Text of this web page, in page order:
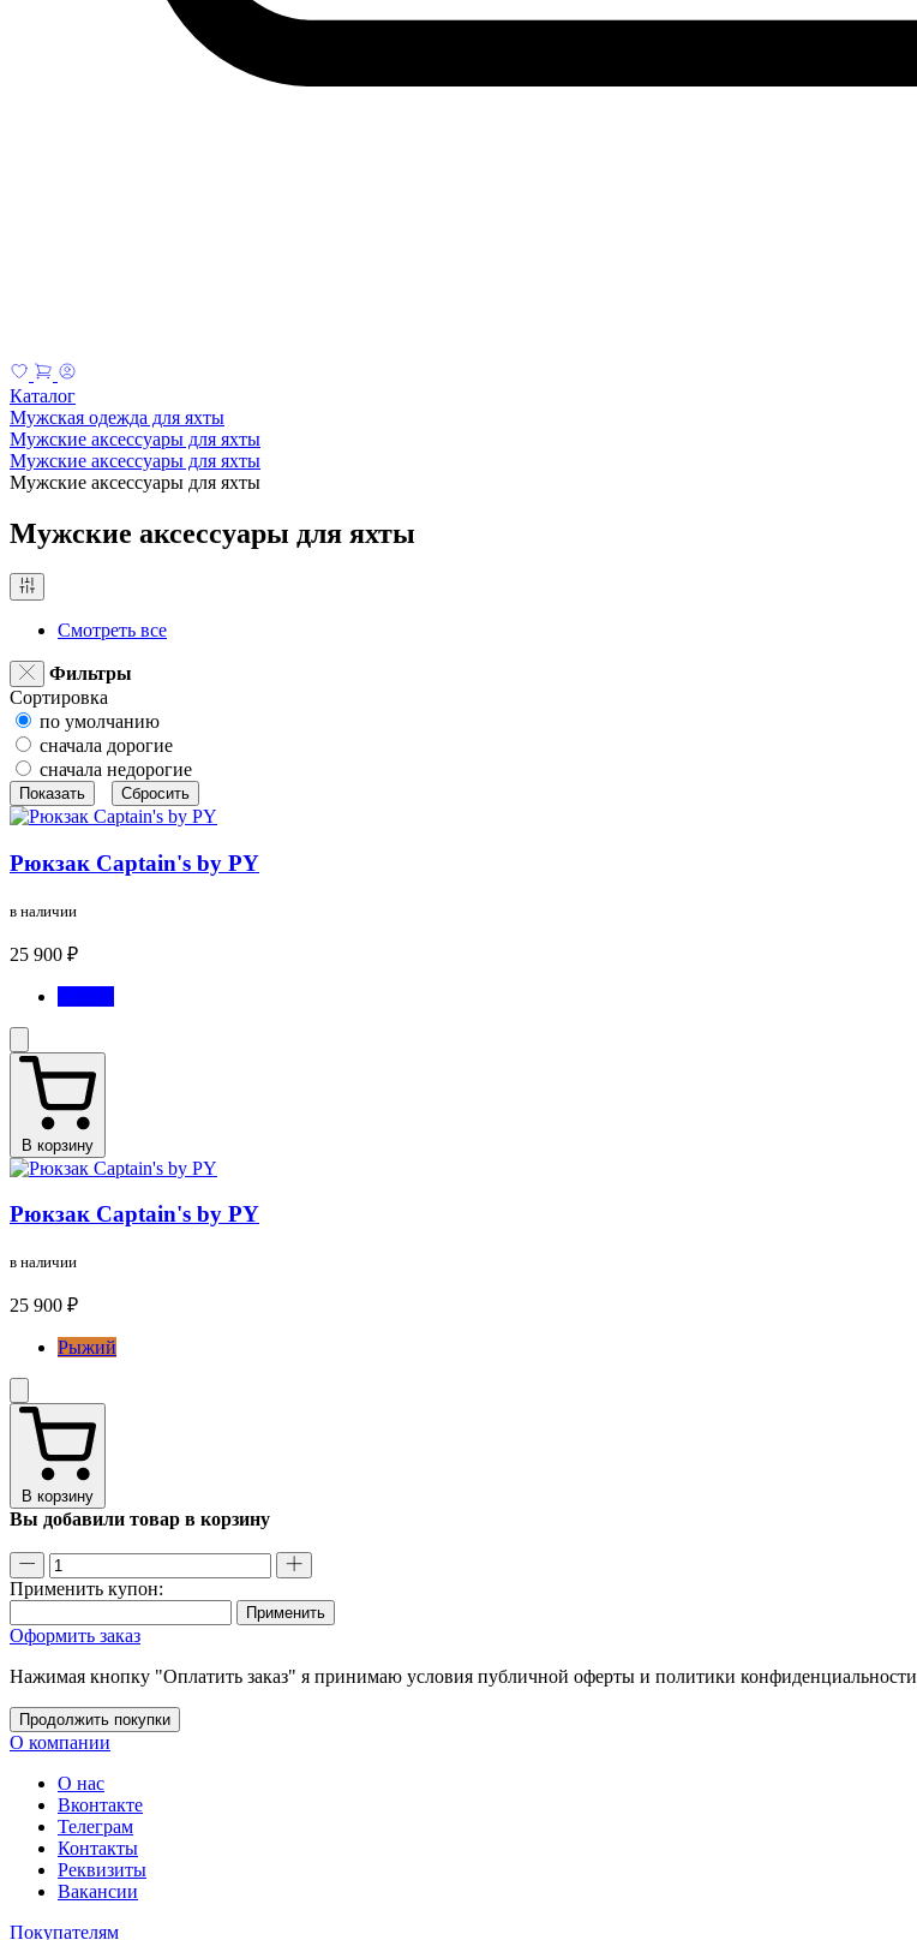
Каталог
Мужская одежда для яхты
Мужские аксессуары для яхты
Мужские аксессуары для яхты
Мужские аксессуары для яхты
Мужские аксессуары для яхты
Смотреть все
Фильтры
Сортировка
по умолчанию
сначала дорогие
сначала недорогие
Рюкзак Captain's by PY
в наличии
25 900 ₽
В корзину
Рюкзак Captain's by PY
в наличии
25 900 ₽
Рыжий
В корзину
Вы добавили товар в корзину
Применить купон:
Применить
Оформить заказ
Нажимая кнопку "Оплатить заказ" я принимаю условия публичной оферты и политики конфиденциальности
Продолжить покупки
О компании
О нас
Вконтакте
Телеграм
Контакты
Реквизиты
Вакансии
Покупателям